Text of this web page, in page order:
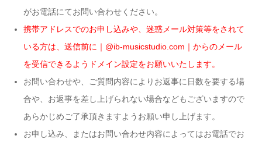
がお電話にてお問い合わせください。
携帯アドレスでのお申し込みや、迷惑メール対策等をされて
いる方は、送信前に｜@ib-musicstudio.com｜からのメール
を受信できるようドメイン設定をお願いいたします。
お問い合わせや、ご質問内容によりお返事に日数を要する場
合や、お返事を差し上げられない場合などもございますので
あらかじめご了承頂きますよう お願い申し上げます。
お申し込み、またはお問い合わせ内容によってはお電話でお